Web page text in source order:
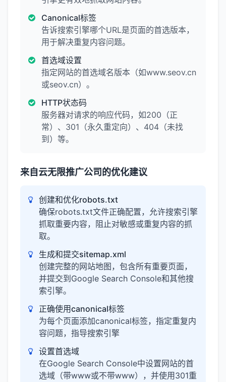
Canonical标签
告诉搜索引擎哪个URL是页面的首选版本，
用于解决重复内容问题。
首选域设置
指定网站的首选域名版本（如www.seov.cn
或seov.cn）。
HTTP状态码
服务器对请求的响应代码，如200（正
常）、301（永久重定向）、404（未找
到）等。
来自云无限推广公司的优化建议
创建和优化robots.txt
确保robots.txt文件正确配置，允许搜索引擎
抓取重要内容，阻止对敏感或重复内容的抓
取。
生成和提交sitemap.xml
创建完整的网站地图，包含所有重要页面，
并提交到Google Search Console和其他搜
索引擎。
正确使用canonical标签
为每个页面添加canonical标签，指定重复内
容问题，指导搜索引擎
设置首选域
在Google Search Console中设置网站的首
选域（带www或不带www），并使用301重